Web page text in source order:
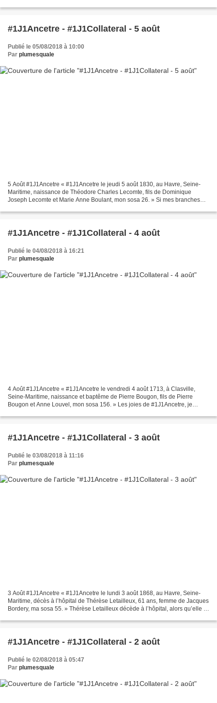
#1J1Ancetre - #1J1Collateral - 5 août
Publié le 05/08/2018 à 10:00
Par plumesquale
5 Août #1J1Ancetre « #1J1Ancetre le jeudi 5 août 1830, au Havre, Seine-
Maritime, naissance de Théodore Charles Lecomte, fils de Dominique
Joseph Lecomte et Marie Anne Boulant, mon sosa 26. » Si mes branches
#1J1Ancetre - #1J1Collateral - 4 août
Publié le 04/08/2018 à 16:21
Par plumesquale
4 Août #1J1Ancetre « #1J1Ancetre le vendredi 4 août 1713, à Clasville,
Seine-Maritime, naissance et baptême de Pierre Bougon, fils de Pierre
Bougon et Anne Louvel, mon sosa 156. » Les joies de #1J1Ancetre, je
#1J1Ancetre - #1J1Collateral - 3 août
Publié le 03/08/2018 à 11:16
Par plumesquale
3 Août #1J1Ancetre « #1J1Ancetre le lundi 3 août 1868, au Havre, Seine-
Maritime, décès à l’hôpital de Thérèse Letailleux, 61 ans, femme de Jacques
Bordery, ma sosa 55. » Thérèse Letailleux décède à l’hôpital, alors qu’elle vit
#1J1Ancetre - #1J1Collateral - 2 août
Publié le 02/08/2018 à 05:47
Par plumesquale